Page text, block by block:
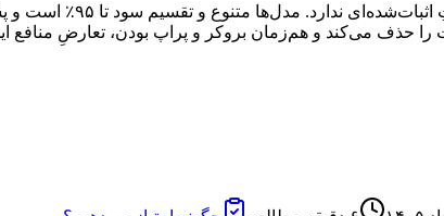
بخشِ پراپ اکسلیوم تازه